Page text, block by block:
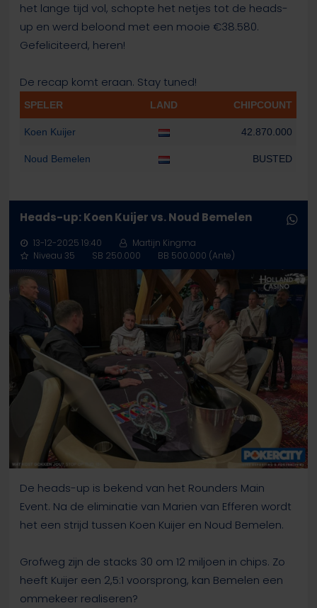
het lange tijd vol, schopte het netjes tot de heads-
up en werd beloond met een mooie €38.580.
Gefeliciteerd, heren!
De recap komt eraan. Stay tuned!
SPELER LAND CHIPCOUNT
Koen Kuijer 42.870.000
Noud Bemelen BUSTED
Heads-up: Koen Kuijer vs. Noud Bemelen
13-12-2025 19:40
Martijn Kingma
Niveau 35
SB 250.000 BB 500.000 (Ante)
De heads-up is bekend van het Rounders Main
Event. Na de eliminatie van Marien van Efferen wordt
het een strijd tussen Koen Kuijer en Noud Bemelen.
Grofweg zijn de stacks 30 om 12 miljoen in chips. Zo
heeft Kuijer een 2,5:1 voorsprong, kan Bemelen een
ommekeer realiseren?